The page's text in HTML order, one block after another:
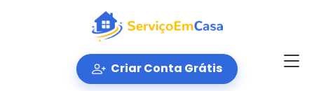
Criar Conta Grátis